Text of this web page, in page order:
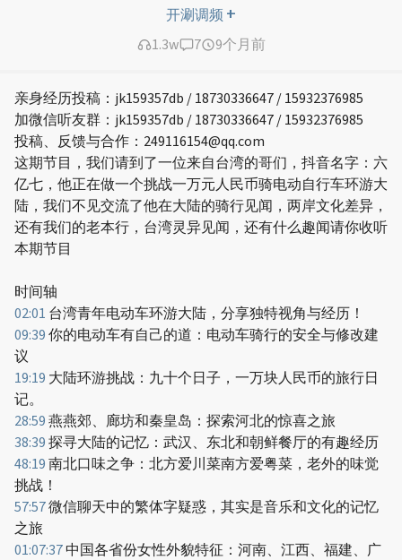
开涮调频 +
1.3w 7 9个月前
亲身经历投稿：jk159357db / 18730336647 / 15932376985
加微信听友群：jk159357db / 18730336647 / 15932376985
投稿、反馈与合作：249116154@qq.com
这期节目，我们请到了一位来自台湾的哥们，抖音名字：六
亿七，他正在做一个挑战一万元人民币骑电动自行车环游大
陆，我们不见交流了他在大陆的骑行见闻，两岸文化差异，
还有我们的老本行，台湾灵异见闻，还有什么趣闻请你收听
本期节目
时间轴
02:01 台湾青年电动车环游大陆，分享独特视角与经历！
09:39你的电动车有自己的道：电动车骑行的安全与修改建
议
19:19 大陆环游挑战：九十个日子，一万块人民币的旅行日
记。
28:59燕燕郊、廊坊和秦皇岛：探索河北的惊喜之旅
38:39探寻大陆的记忆：武汉、东北和朝鲜餐厅的有趣经历
48:19南北口味之争：北方爱川菜南方爱粤菜，老外的味觉
挑战！
57:57微信聊天中的繁体字疑惑，其实是音乐和文化的记忆
之旅
01:07:37中国各省份女性外貌特征：河南、江西、福建、广